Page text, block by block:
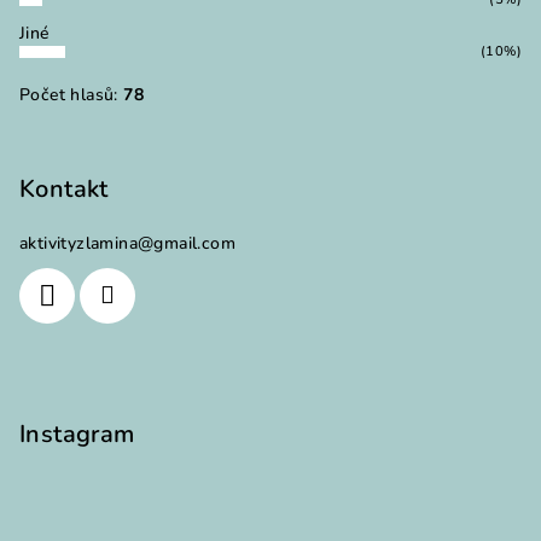
Jiné
(10%)
Počet hlasů:78
Kontakt
aktivityzlamina@gmail.com
Instagram